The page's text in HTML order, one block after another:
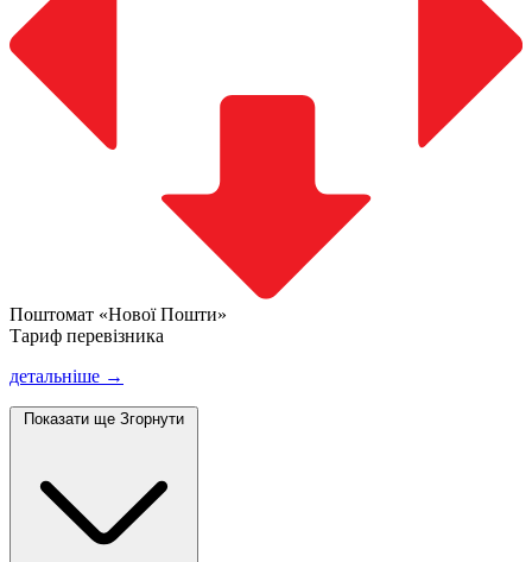
Поштомат «Нової Пошти»
Тариф перевізника
детальніше →
Показати ще Згорнути